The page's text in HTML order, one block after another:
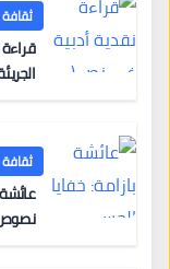
ثقافة
ثقافة